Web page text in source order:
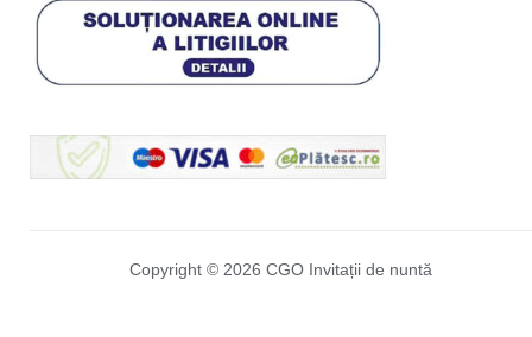
Copyright © 2026 CGO Invitații de nuntă